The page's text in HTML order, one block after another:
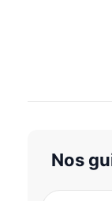
Nos